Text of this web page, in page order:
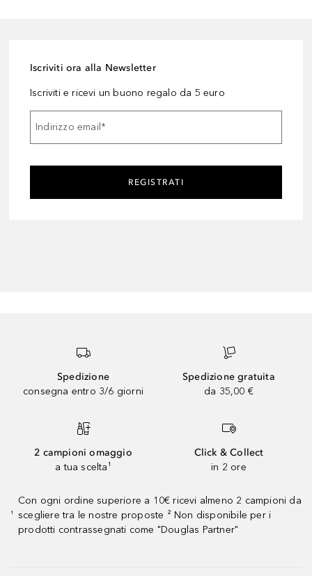
Iscriviti ora alla Newsletter
Iscriviti e ricevi un buono regalo da 5 euro
Indirizzo email*
REGISTRATI
Spedizione
consegna entro 3/6 giorni
Spedizione gratuita
da 35,00 €
2 campioni omaggio
a tua scelta¹
Click & Collect
in 2 ore
¹
Con ogni ordine superiore a 10€ ricevi almeno 2 campioni da
scegliere tra le nostre proposte ² Non disponibile per i
prodotti contrassegnati come "Douglas Partner"